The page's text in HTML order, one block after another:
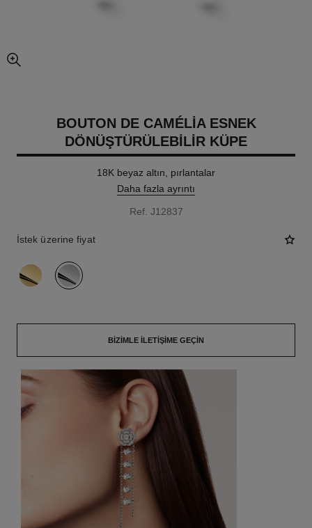
resmin büyütülmüş görünümü
BOUTON DE CAMÉLIA ESNEK
DÖNÜŞTÜRÜLEBILIR KÜPE
18K beyaz altın, pırlantalar
Daha fazla ayrıntı
Ref. J12837
İstek üzerine fiyat
varyant (2)
BIZIMLE İLETIŞIME GEÇIN